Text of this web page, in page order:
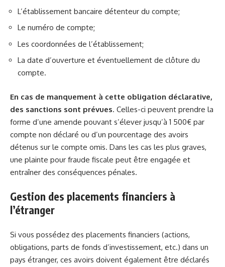
L’établissement bancaire détenteur du compte;
Le numéro de compte;
Les coordonnées de l’établissement;
La date d’ouverture et éventuellement de clôture du
compte.
En cas de manquement à cette obligation déclarative,
des sanctions sont prévues. Celles-ci peuvent prendre la
forme d’une amende pouvant s’élever jusqu’à 1 500€ par
compte non déclaré ou d’un pourcentage des avoirs
détenus sur le compte omis. Dans les cas les plus graves,
une plainte pour fraude fiscale peut être engagée et
entraîner des conséquences pénales.
Gestion des placements financiers à
l’étranger
Si vous possédez des placements financiers (actions,
obligations, parts de fonds d’investissement, etc.) dans un
pays étranger, ces avoirs doivent également être déclarés